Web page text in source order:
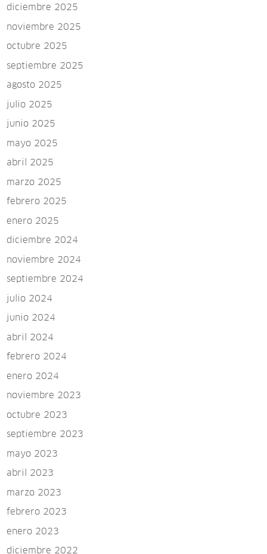
diciembre 2025
noviembre 2025
octubre 2025
septiembre 2025
agosto 2025
julio 2025
junio 2025
mayo 2025
abril 2025
marzo 2025
febrero 2025
enero 2025
diciembre 2024
noviembre 2024
septiembre 2024
julio 2024
junio 2024
abril 2024
febrero 2024
enero 2024
noviembre 2023
octubre 2023
septiembre 2023
mayo 2023
abril 2023
marzo 2023
febrero 2023
enero 2023
diciembre 2022